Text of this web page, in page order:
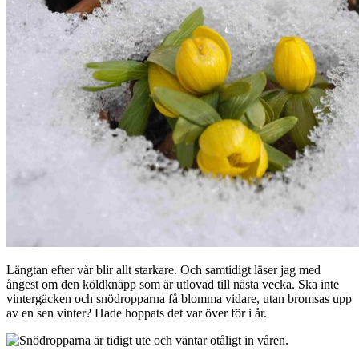
Längtan efter vår blir allt starkare. Och samtidigt läser jag med
ångest om den köldknäpp som är utlovad till nästa vecka. Ska inte
vintergäcken och snödropparna få blomma vidare, utan bromsas upp
av en sen vinter? Hade hoppats det var över för i år.